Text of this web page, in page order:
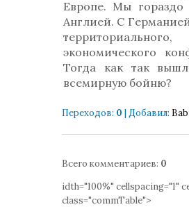
Европе. Мы
Англией. С
экономического
Тогда как так
всемирную бойню?
Переходов: 0 | Добавил:
Всего комментариев: 0
idth="100%" cellspacing="1"
class="commTable">